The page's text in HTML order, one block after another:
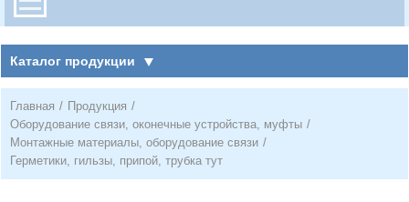
Каталог продукции
Главная / Продукция /
Оборудование связи, оконечные устройства, муфты /
Монтажные материалы, оборудование связи /
Герметики, гильзы, припой, трубка тут